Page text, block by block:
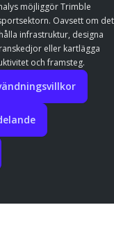
möjliggör Trimble
Oavsett om det
infrastruktur, designa
eller kartlägga
och framsteg.